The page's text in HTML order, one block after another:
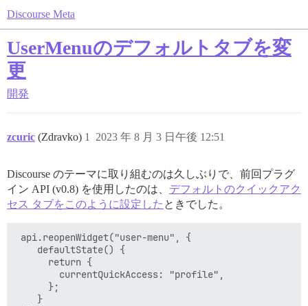
Discourse Meta
UserMenuのデフォルトタブを変
更
開発
zcuric (Zdravko) 2023 年 8 月 3 日午後 12:51
1
Discourse のテーマに取り組むのは久しぶりで、前回プラグ
イン API (v0.8) を使用したのは、 デフォルトのクイックアク
セス タブをこのように設定した ときでした。
api.reopenWidget("user-menu", {
    defaultState() {
      return {
        currentQuickAccess: "profile",
      };
    }